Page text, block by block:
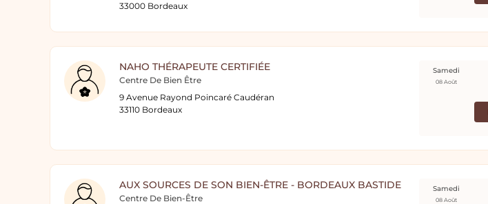
33000 Bordeaux
NAHO THÉRAPEUTE CERTIFIÉE
Centre De Bien Être
9 Avenue Rayond Poincaré Caudéran
33110 Bordeaux
Samedi
08 Août
AUX SOURCES DE SON BIEN-ÊTRE - BORDEAUX BASTIDE
Centre De Bien-Être
Samedi
08 Août